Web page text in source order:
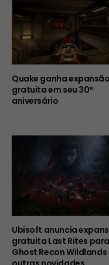
Quake ganha expansão
gratuita em seu 30º
aniversário
Ubisoft anuncia
gratuita Last Rites para
Ghost Recon Wildlands